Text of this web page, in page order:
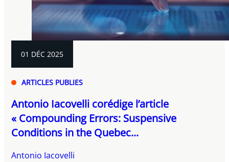
01 DÉC 2025
ARTICLES PUBLIES
Antonio Iacovelli corédige l’article
« Compounding Errors: Suspensive
Conditions in the Quebec...
Antonio Iacovelli